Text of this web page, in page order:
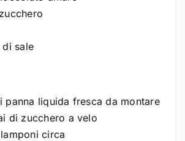
sale
panna liquida fresca da montare
di zucchero a velo
circa